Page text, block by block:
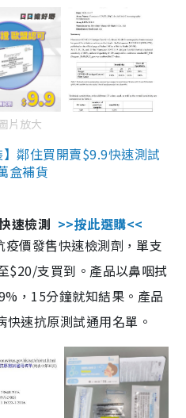
片放大
鄰住買開賣$9.9快速測試
盒補貨
速檢測 >>按此選購<<
價發售快速檢測劑，單支
$20/支買到。產品以鼻咽拭
，15分鐘就知結果。產品
速抗原測試通用名單。